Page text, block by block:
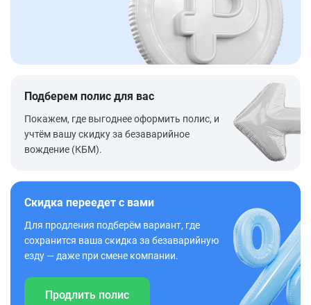
Подберем полис для вас
Покажем, где выгоднее оформить полис, и
учтём вашу скидку за безаварийное
вождение (КБМ).
Скидка переедет с вами
Для продления подберём вариант, где
сохранится ваша скидка за безаварийную
езду — даже при смене компании.
Продлить полис